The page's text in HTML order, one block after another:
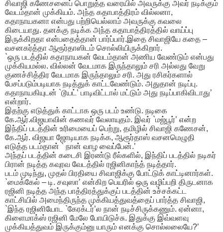
சிவாஜி கணேசனைப் பொறுத்த வரையில் அவருக்கு அவர் நடிக்கும்
வேடம்தான் முக்கியம். அந்த கதாபாத்திரம் வில்லனா,
கதாநாயகனா என்பது பற்றியெல்லாம் அவருக்கு கவலை
கிடையாது. தனக்கு நடிக்க அந்த கதாபாத்திரத்தில் வாய்ப்பு
இருக்கிறதா என்பதைத்தான் பார்ப்பார்.இதை சிவாஜியே கதை –
வசனகர்த்தா ஆரூர்தாஸிடம் சொல்லியிருக்கிறார்.
`ஒரு படத்தில் கதாநாயகன் வேடம்தான் அணிய வேண்டும் என்பது
முக்கியமல்ல. வில்லன் வேடமாக இருந்தாலும் சரி அல்லது வேறு
குணச்சித்திர வேடமாக இருந்தாலும் சரி. அது ரசிகர்களால்
பேசப்படும்படியாக நடித்துக் காட்டவேண்டும். அதுதான் நடிப்பு.
கதாநாயகியுடன் `டூயட்’ பாடிவிட்டால் மட்டும் அது நடிப்பாகிவிடாது’
என்றார்.
இதற்கு எடுத்துக் காட்டாக ஒரு படம் உண்டு. நடிகை
கே.ஆர்.விஜயாவின் கணவர் வேலாயுதம். இவர் `மஜ்பூர்’ என்ற
இந்திப் படத்தின் உரிமையைப் பெற்று, தமிழில் சிவாஜி கணேசன்,
கே.ஆர். விஜயா ஜோடியாக நடிக்க, ஆரூர்தாஸ் வசனமெழுதி
எடுத்த படம்தான் ` நான் வாழ வைப்பேன்.’
அந்தப் படத்தின் கடைசி இரண்டு ரீல்களில், இந்திப் படத்தில் நடிகர்
பிரான் நடித்த கவுரவ வேடத்தில் ரஜினிகாந்த் நடித்தார்.
படம் முடிந்து, முதல் பிரதியை சிவாஜிக்கு போட்டுக் காட்டினார்கள்.
`மைக்கேல் – டி. சவுஸா’ என்கிற பெயரில் ஒரு வழிப்பறி திருடனாக
ரஜினி நடித்த அந்த பாத்திரத்துக்குப் படத்தின் உச்சக்கட்ட
காட்சியில் அமைந்திருந்த முக்கியத்துவத்தைப் பார்த்த சிவாஜி,
`இந்த ரஜினியோட `கேரக்டர்’ல நான் நடிச்சிருக்கணும். ஏன்னா,
கிளைமாக்ஸ் ரஜினி மேலே போயிடுச்சு. இதுக்கு இவ்வளவு
முக்கியத்துவம் இருக்கும்னு யாரும் எனக்கு சொல்லலையே?’